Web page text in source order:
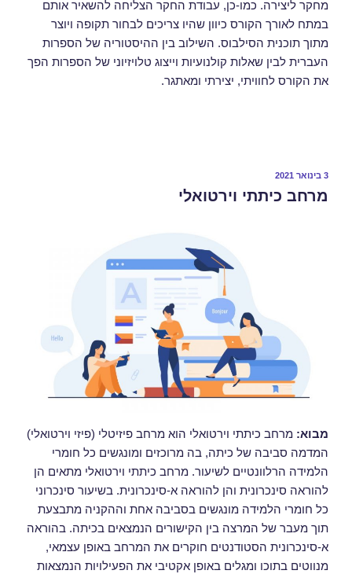
מחקר ליצירה. כמו-כן, עבודת החקר הצליחה להשאיר אותם
במתח לאורך הקורס כיוון שהיו צריכים לבחור תקופה ויוצר
מתוך תוכנית הסילבוס. השילוב בין ההיסטוריה של הספרות
העברית לבין שאלות קולנועיות וייצוג טלויזיוני של הספרות הפך
את הקורס לחוויתי, יצירתי ומאתגר.
3 בינואר 2021
מרחב כיתתי וירטואלי
מבוא: מרחב כיתתי וירטואלי הוא מרחב פיזיטלי (פיזי וירטואלי)
המדמה סביבה של כיתה, בה מרוכזים ומונגשים כל חומרי
הלמידה הרלוונטיים לשיעור. מרחב כיתתי וירטואלי מתאים הן
להוראה סינכרונית והן להוראה א-סינכרונית. בשיעור סינכרוני
כל חומרי הלמידה מונגשים בסביבה אחת וההקניה מתבצעת
תוך מעבר של המרצה בין הקישורים הנמצאים בכיתה. בהוראה
א-סינכרונית הסטודנטים חוקרים את המרחב באופן עצמאי,
מנווטים בתוכו ומגלים באופן אקטיבי את הפעילויות הנמצאות